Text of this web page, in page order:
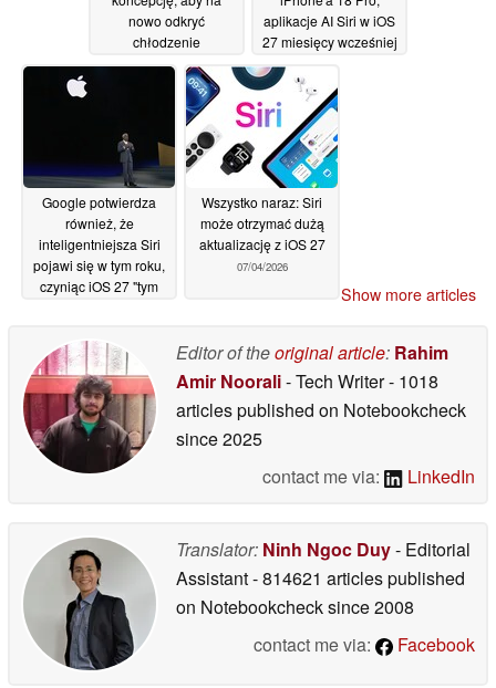
nowo odkryć
chłodzenie
komputerów PC
04/06/2026
aplikacje AI Siri w iOS
27 miesięcy wcześniej
Google potwierdza
również, że
inteligentniejsza Siri
pojawi się w tym roku,
czyniąc iOS 27 "tym
Wszystko naraz: Siri
może otrzymać dużą
aktualizację z iOS 27
07/04/2026
Show more articles
Editor of theoriginal article: Rahim
Amir Noorali- Tech Writer- 1018
articles published on Notebookcheck
since 2025
contact me via:
LinkedIn
Translator: Ninh Ngoc Duy- Editorial
Assistant- 814621 articles published
on Notebookchecksince 2008
contact me via:
Facebook